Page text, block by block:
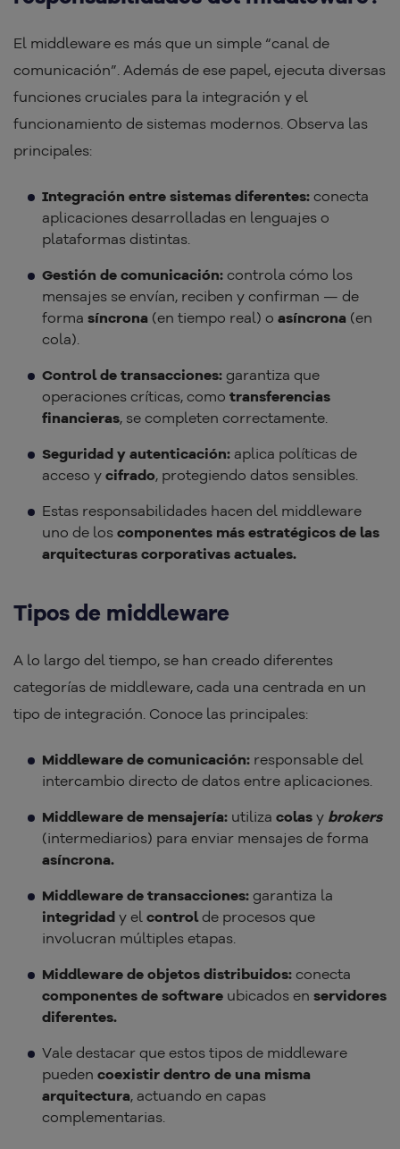
El middleware es más que un simple “canal de
comunicación”. Además de ese papel, ejecuta diversas
funciones cruciales para la integración y el
funcionamiento de sistemas modernos. Observa las
principales:
Integración entre sistemas diferentes: conecta
aplicaciones desarrolladas en lenguajes o
plataformas distintas.
Gestión de comunicación: controla cómo los
mensajes se envían, reciben y confirman — de
forma síncrona (en tiempo real) o asíncrona (en
cola).
Control de transacciones: garantiza que
operaciones críticas, como transferencias
financieras, se completen correctamente.
Seguridad y autenticación: aplica políticas de
acceso y cifrado, protegiendo datos sensibles.
Estas responsabilidades hacen del middleware
uno de los componentes más estratégicos de las
arquitecturas corporativas actuales.
Tipos de middleware
A lo largo del tiempo, se han creado diferentes
categorías de middleware, cada una centrada en un
tipo de integración. Conoce las principales:
Middleware de comunicación: responsable del
intercambio directo de datos entre aplicaciones.
Middleware de mensajería: utiliza colas y brokers
(intermediarios) para enviar mensajes de forma
asíncrona.
Middleware de transacciones: garantiza la
integridad y el controlde procesos que
involucran múltiples etapas.
Middleware de objetos distribuidos: conecta
componentes de software ubicados en servidores
diferentes.
Vale destacar que estos tipos de middleware
pueden coexistir dentro de una misma
arquitectura, actuando en capas
complementarias.